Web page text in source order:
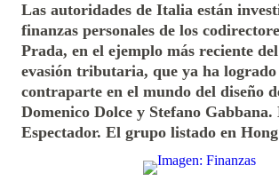
Las autoridades de Italia están
finanzas personales de los
Prada, en el ejemplo más reciente
evasión tributaria, que ya ha
contraparte en el mundo del diseño
Domenico Dolce y Stefano Gabbana.
Espectador. El grupo listado en